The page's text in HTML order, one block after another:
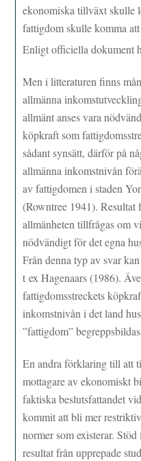
ekonomiska tillväxt skulle
fattigdom skulle komma
Enligt officiella dokument
Men i litteraturen finns
allmänna
allmänt anses vara
köpkraft som
sådant synsätt, därför på
allmänna inkomstnivån
av fattigdomen i staden
(Rowntree 1941). Resultat
allmänheten tillfrågas om
nödvändigt för det egna
Från denna typ av svar
t ex Hagenaars (1986).
fattigdomsstreckets
inkomstnivån i det land
”fattigdom”
En andra förklaring till att
mottagare av ekonomiskt
faktiska beslutsfattandet
kommit att bli mer
normer som existerar.
resultat från upprepade